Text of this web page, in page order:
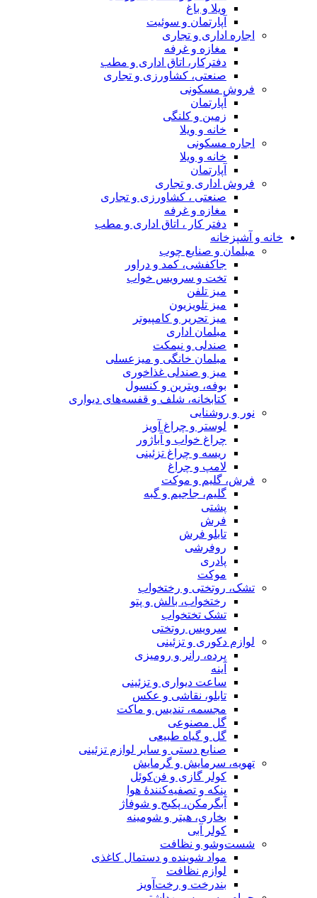
ویلا و باغ
آپارتمان و سوئیت
اجاره اداری و تجاری
مغازه و غرفه
دفترکار، اتاق اداری و مطب
صنعتی، کشاورزی و تجاری
فروش مسکونی
آپارتمان
زمین و کلنگی
خانه و ویلا
اجاره مسکونی
خانه و ویلا
آپارتمان
فروش اداری و تجاری
صنعتی ، کشاورزی و تجاری
مغازه و غرفه
دفتر کار ، اتاق اداری و مطب
خانه و آشپزخانه
مبلمان و صنایع چوب
جاکفشی، کمد و دراور
تخت و سرویس خواب
میز تلفن
میز تلویزیون
میز تحریر و کامپیوتر
مبلمان اداری
صندلی و نیمکت
مبلمان خانگی و میزعسلی
میز و صندلی غذاخوری
بوفه، ویترین و کنسول
کتابخانه، شلف و قفسه‌های دیواری
نور و روشنایی
لوستر و چراغ آویز
چراغ خواب و آباژور
ریسه و چراغ تزئینی
لامپ و چراغ
فرش، گلیم و موکت
گلیم، جاجیم و گبه
پشتی
فرش
تابلو فرش
روفرشی
پادری
موکت
تشک، روتختی و رختخواب
رختخواب، بالش و پتو
تشک تختخواب
سرویس روتختی
لوازم دکوری و تزئینی
پرده، رانر و رومیزی
آینه
ساعت دیواری و تزئینی
تابلو، نقاشی و عکس
مجسمه، تندیس و ماکت
گل مصنوعی
گل و گیاه طبیعی
صنایع دستی و سایر لوازم تزئینی
تهویه، سرمایش و گرمایش
کولر گازی و فن‌کوئل
پنکه و تصفیه‌کنندهٔ هوا
آبگرمکن، پکیج و شوفاژ
بخاری، هیتر و شومینه
کولر آبی
شست‌وشو و نظافت
مواد شوینده و دستمال کاغذی
لوازم نظافت
بندرخت و رخت‌آویز